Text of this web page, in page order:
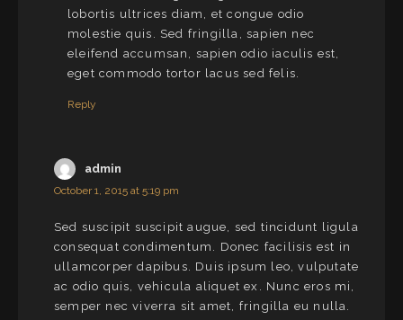
lobortis ultrices diam, et congue odio
molestie quis. Sed fringilla, sapien nec
eleifend accumsan, sapien odio iaculis est,
eget commodo tortor lacus sed felis.
Reply
admin
October 1, 2015 at 5:19 pm
Sed suscipit suscipit augue, sed tincidunt ligula
consequat condimentum. Donec facilisis est in
ullamcorper dapibus. Duis ipsum leo, vulputate
ac odio quis, vehicula aliquet ex. Nunc eros mi,
semper nec viverra sit amet, fringilla eu nulla.